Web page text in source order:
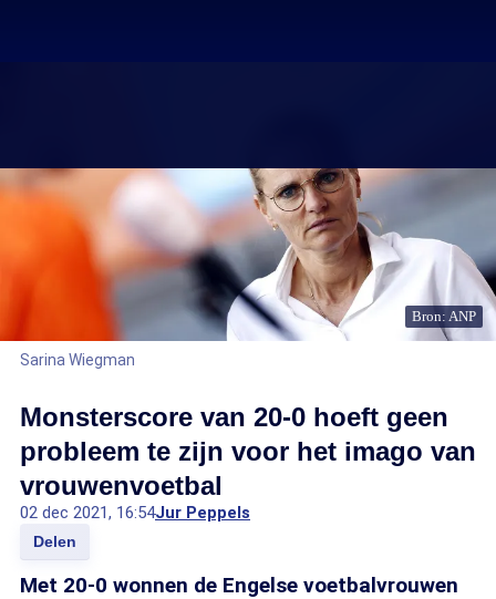
Bron: ANP
Sarina Wiegman
Monsterscore van 20-0 hoeft geen
probleem te zijn voor het imago van
vrouwenvoetbal
02 dec 2021, 16:54Jur Peppels
Delen
Met 20-0 wonnen de Engelse voetbalvrouwen